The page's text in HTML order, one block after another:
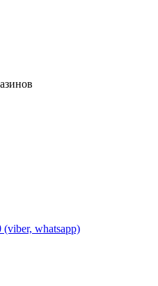
(viber, whatsapp)